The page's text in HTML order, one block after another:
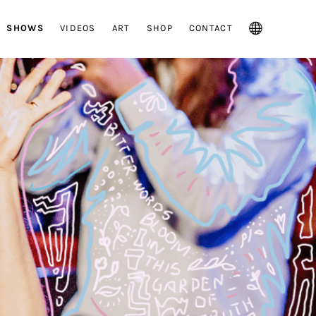
SHOWS VIDEOS ART SHOP CONTACT